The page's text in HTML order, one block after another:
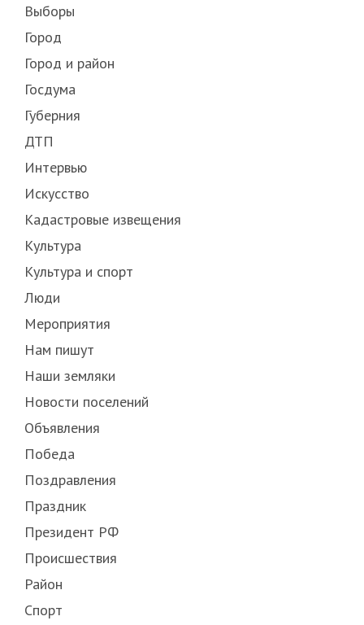
Выборы
Город
Город и район
Госдума
Губерния
ДТП
Интервью
Искусство
Кадастровые извещения
Культура
Культура и спорт
Люди
Мероприятия
Нам пишут
Наши земляки
Новости поселений
Объявления
Победа
Поздравления
Праздник
Президент РФ
Происшествия
Район
Спорт